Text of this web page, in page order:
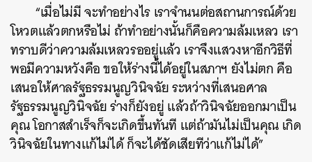
“เมื่อไม่มี จะทำอย่างไร เราจำนนต่อสถานการณ์ด้วย
โหวตแล้วตกหรือไม่ ถ้าทำอย่างนั้นก็คือความล้มเหลว เรา
ทราบดีว่าความล้มเหลวรออยู่แล้ว เราจึงแสวงหาอีกวิธีที่
พอมีความหวังคือ ขอให้ร่างนี้ได้อยู่ในสภาฯ ยังไม่ตก คือ
เสนอให้ศาลรัฐธรรมนูญวินิจฉัย ระหว่างที่เสนอศาล
รัฐธรรมนูญวินิจฉัย ร่างก็ยังอยู่ แล้วถ้าวินิจฉัยออกมาเป็น
คุณ โอกาสสำเร็จก็จะเกิดขึ้นทันที แต่ถ้ามันไม่เป็นคุณ เกิด
วินิจฉัยในทางแก้ไม่ได้ ก็จะได้ชัดเสียทีว่าแก้ไม่ได้”